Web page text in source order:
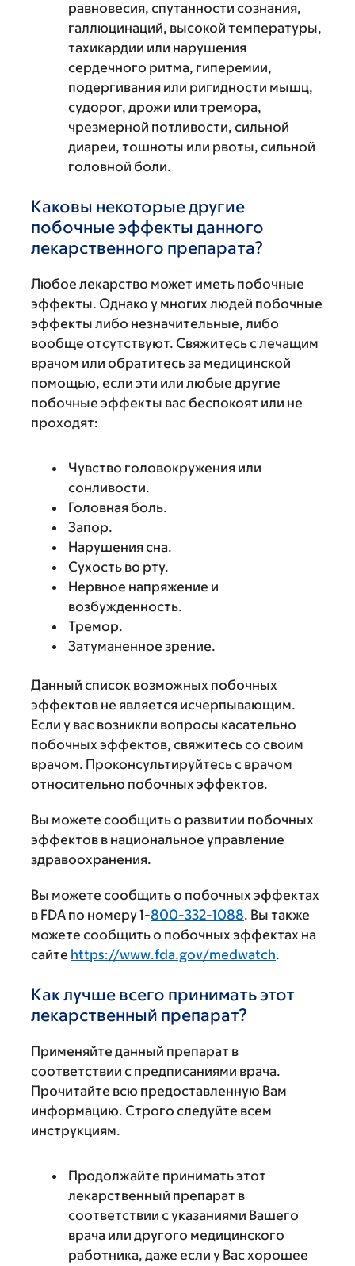
равновесия, спутанности сознания,
галлюцинаций, высокой температуры,
тахикардии или нарушения
сердечного ритма, гиперемии,
подергивания или ригидности мышц,
судорог, дрожи или тремора,
чрезмерной потливости, сильной
диареи, тошноты или рвоты, сильной
головной боли.
Каковы некоторые другие
побочные эффекты данного
лекарственного препарата?
Любое лекарство может иметь побочные
эффекты. Однако у многих людей побочные
эффекты либо незначительные, либо
вообще отсутствуют. Свяжитесь с лечащим
врачом или обратитесь за медицинской
помощью, если эти или любые другие
побочные эффекты вас беспокоят или не
проходят:
Чувство головокружения или
сонливости.
Головная боль.
Запор.
Нарушения сна.
Сухость во рту.
Нервное напряжение и
возбужденность.
Тремор.
Затуманенное зрение.
Данный список возможных побочных
эффектов не является исчерпывающим.
Если у вас возникли вопросы касательно
побочных эффектов, свяжитесь со своим
врачом. Проконсультируйтесь с врачом
относительно побочных эффектов.
Вы можете сообщить о развитии побочных
эффектов в национальное управление
здравоохранения.
Вы можете сообщить о побочных эффектах
в FDA по номеру 1-800-332-1088. Вы также
можете сообщить о побочных эффектах на
сайте https://www.fda.gov/medwatch.
Как лучше всего принимать этот
лекарственный препарат?
Применяйте данный препарат в
соответствии с предписаниями врача.
Прочитайте всю предоставленную Вам
информацию. Строго следуйте всем
инструкциям.
Продолжайте принимать этот
лекарственный препарат в
соответствии с указаниями Вашего
врача или другого медицинского
работника, даже если у Вас хорошее